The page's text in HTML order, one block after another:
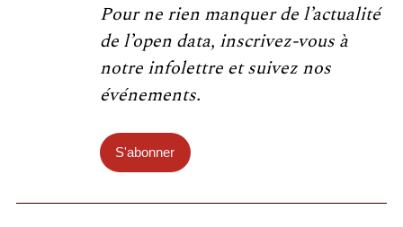
Pour ne rien manquer de l’actualité
de l’open data, inscrivez-vous à
notre infolettre et suivez nos
événements.
S'abonner